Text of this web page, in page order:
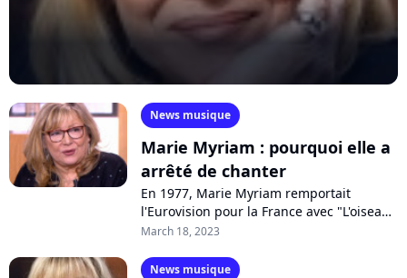
News musique
Marie Myriam : pourquoi elle a
arrêté de chanter
En 1977, Marie Myriam remportait
l'Eurovision pour la France avec "L'oiseau
et l'enfant". Après de nombreuses années
March 18, 2023
News musique